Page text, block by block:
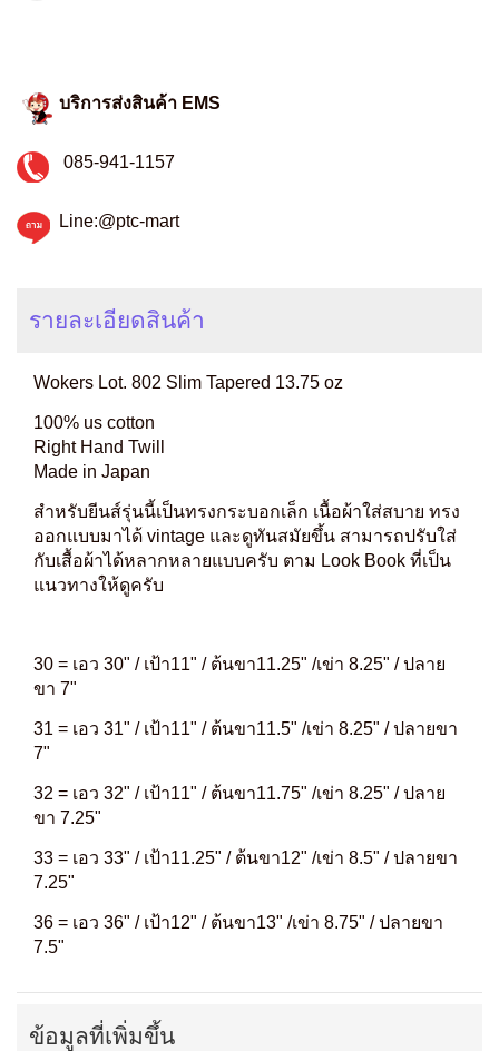
บริการส่งสินค้า EMS
085-941-1157
Line:@ptc-mart
รายละเอียดสินค้า
Wokers Lot. 802 Slim Tapered 13.75 oz
100% us cotton
Right Hand Twill
Made in Japan
สำหรับยีนส์รุ่นนี้เป็นทรงกระบอกเล็ก เนื้อผ้าใส่สบาย ทรง
ออกแบบมาได้ vintage และดูทันสมัยขึ้น สามารถปรับใส่
กับเสื้อผ้าได้หลากหลายแบบครับ ตาม Look Book ที่เป็น
แนวทางให้ดูครับ
30 = เอว 30" / เป้า11" / ต้นขา11.25" /เข่า 8.25" / ปลาย
ขา 7"
31 = เอว 31" / เป้า11" / ต้นขา11.5" /เข่า 8.25" / ปลายขา
7"
32 = เอว 32" / เป้า11" / ต้นขา11.75" /เข่า 8.25" / ปลาย
ขา 7.25"
33 = เอว 33" / เป้า11.25" / ต้นขา12" /เข่า 8.5" / ปลายขา
7.25"
36 = เอว 36" / เป้า12" / ต้นขา13" /เข่า 8.75" / ปลายขา
7.5"
ข้อมูลที่เพิ่มขึ้น